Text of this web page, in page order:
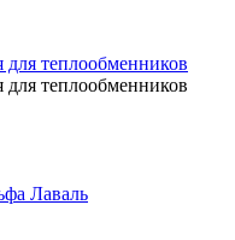
теплообменников
теплообменников
Лаваль